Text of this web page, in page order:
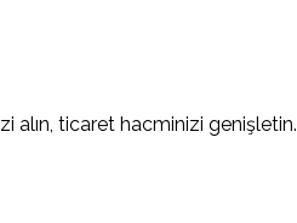
alın, ticaret hacminizi genişletin.